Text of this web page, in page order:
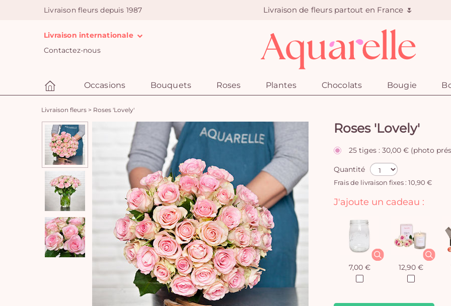
Livraison fleurs depuis 1987 Livraison de fleurs partout en France 🌷
Livraison internationale
Contactez-nous
Occasions Bouquets Roses Plantes Chocolats Bougie
Livraison fleurs > Roses 'Lovely'
Roses 'Lovely'
25 tiges : 30,00 € (photo
Quantité
Frais de livraison fixes : 10,90 €
J'ajoute un cadeau :
7,00 € 12,90 €